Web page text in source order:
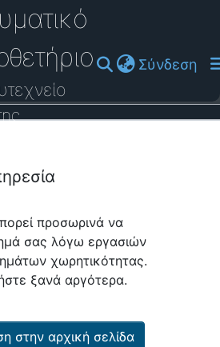
Σύνδεση
προσωρινά να
σας λόγω εργασιών
χωρητικότητας.
ξανά αργότερα.
στην αρχική σελίδα